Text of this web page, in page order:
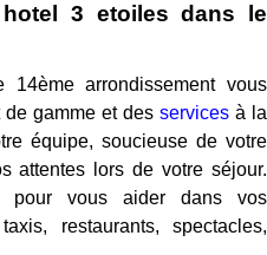
3 etoiles dans le
arrondissement vous
gamme et des services à la
équipe, soucieuse de votre
attentes lors de votre séjour.
pour vous aider dans vos
restaurants, spectacles,